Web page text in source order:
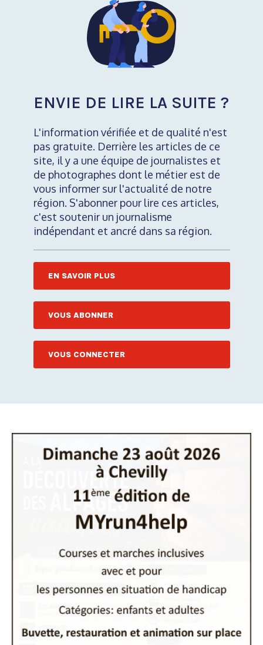
ENVIE DE LIRE LA SUITE ?
L'information vérifiée et de qualité n'est
pas gratuite. Derrière les articles de ce
site, il y a une équipe de journalistes et
de photographes dont le métier est de
vous informer sur l'actualité de notre
région. S'abonner pour lire ces articles,
c'est soutenir un journalisme
indépendant et ancré dans sa région.
EN SAVOIR PLUS
VOUS ABONNER
VOUS CONNECTER